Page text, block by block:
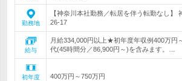
勤務地
【神奈川本社勤務／転居を伴う転勤なし】
26-17
給与
月給334,000円以上★初年度年収例400万円
代(45時間分／86,900円～)を含みます。…
初年度
400万円～750万円